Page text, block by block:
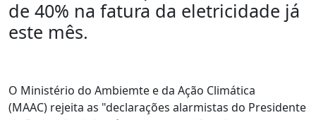
de 40% na fatura da eletricidade já
este mês.
O Ministério do Ambiemte e da Ação Climática
(MAAC) rejeita as "declarações alarmistas do Presidente